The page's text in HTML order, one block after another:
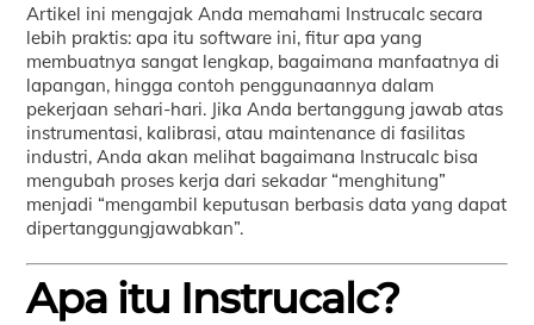
Artikel ini mengajak Anda memahami Instrucalc secara
lebih praktis: apa itu software ini, fitur apa yang
membuatnya sangat lengkap, bagaimana manfaatnya di
lapangan, hingga contoh penggunaannya dalam
pekerjaan sehari-hari. Jika Anda bertanggung jawab atas
instrumentasi, kalibrasi, atau maintenance di fasilitas
industri, Anda akan melihat bagaimana Instrucalc bisa
mengubah proses kerja dari sekadar “menghitung”
menjadi “mengambil keputusan berbasis data yang dapat
dipertanggungjawabkan”.
Apa itu Instrucalc?